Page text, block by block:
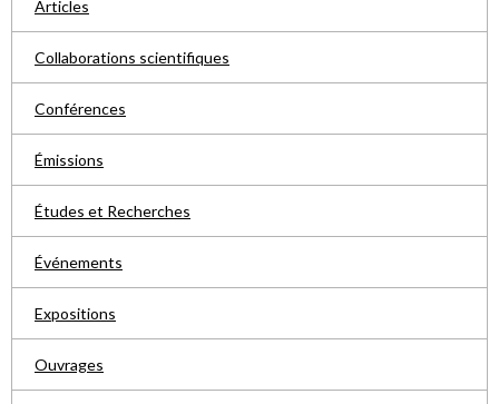
Articles
Collaborations scientifiques
Conférences
Émissions
Études et Recherches
Événements
Expositions
Ouvrages